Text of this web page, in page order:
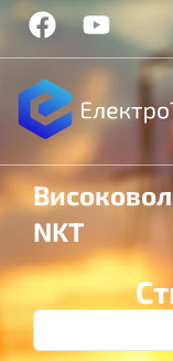
NKT